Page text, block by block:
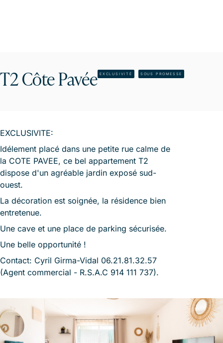
T2 Côte Pavée EXCLUSIVITÉ SOUS PROMESSE
EXCLUSIVITE:
Idélement placé dans une petite rue calme de
la COTE PAVEE, ce bel appartement T2
dispose d'un agréable jardin exposé sud-
ouest.
La décoration est soignée, la résidence bien
entretenue.
Une cave et une place de parking sécurisée.
Une belle opportunité !
Contact: Cyril Girma-Vidal 06.21.81.32.57
(Agent commercial - R.S.A.C 914 111 737).